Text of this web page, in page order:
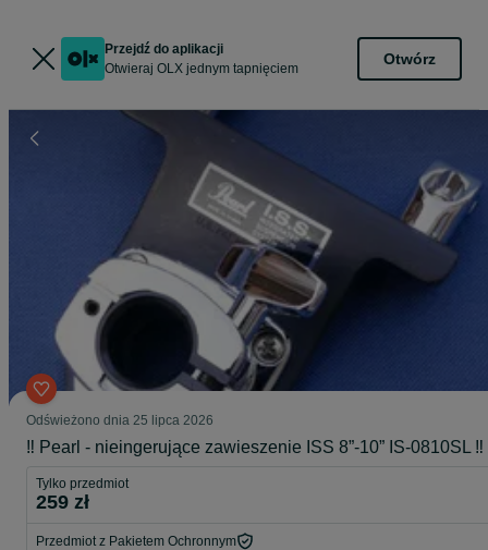
Przejdź do aplikacji
Otwieraj OLX jednym tapnięciem
Otwórz
Odświeżono dnia 25 lipca 2026
‼️ Pearl - nieingerujące zawieszenie ISS 8”-10” IS-0810SL ‼️
Tylko przedmiot
259 zł
Przedmiot z Pakietem Ochronnym